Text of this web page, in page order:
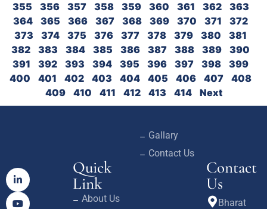
355
356 357 358 359 360 361 362
363
364
365 366 367 368 369 370 371
372
373
374 375 376 377 378 379 380
381
382
383 384 385 386 387 388 389
390
391
392 393 394 395 396 397 398
399
400
401 402 403 404 405 406 407
408
409
410 411 412 413 414 Next
Quick
Link
About Us
Gallary
Contact Us
Contact
Us
Bharat